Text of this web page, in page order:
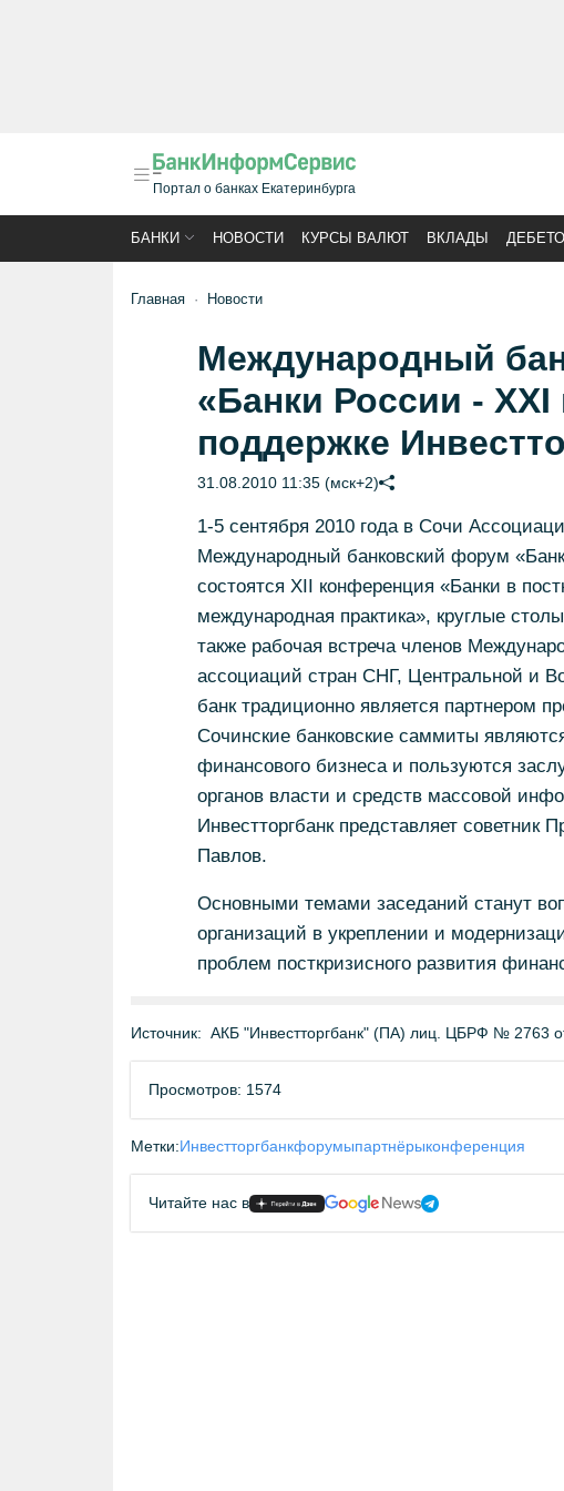
Портал о банках Екатеринбурга
БАНКИ НОВОСТИ КУРСЫ ВАЛЮТ ВКЛАДЫ
Главная Новости
Международный
«Банки России -
поддержке
31.08.2010 11:35 (мск+2)
1-5 сентября 2010 года в Сочи
Международный банковский форум
состоятся XII конференция «Банки в
международная практика», круглые
также рабочая встреча членов
ассоциаций стран СНГ, Центральной и
банк традиционно является партнером
Сочинские банковские саммиты
финансового бизнеса и пользуются
органов власти и средств массовой
Инвестторгбанк представляет
Павлов.
Основными темами заседаний станут
организаций в укреплении и
проблем посткризисного развития
Источник: АКБ "Инвестторгбанк" (ПА) лиц. ЦБРФ № 2763
Просмотров: 1574
Метки:Инвестторгбанкфорумыпартнёрыконференция
Читайте нас в